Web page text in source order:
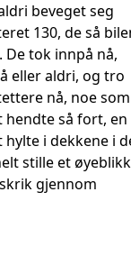
beveget seg
130, de så
tok innpå nå,
eller aldri, og tro
nå, noe som
hendte så fort, en
i dekkene i
stille et øyeblikk
gjennom